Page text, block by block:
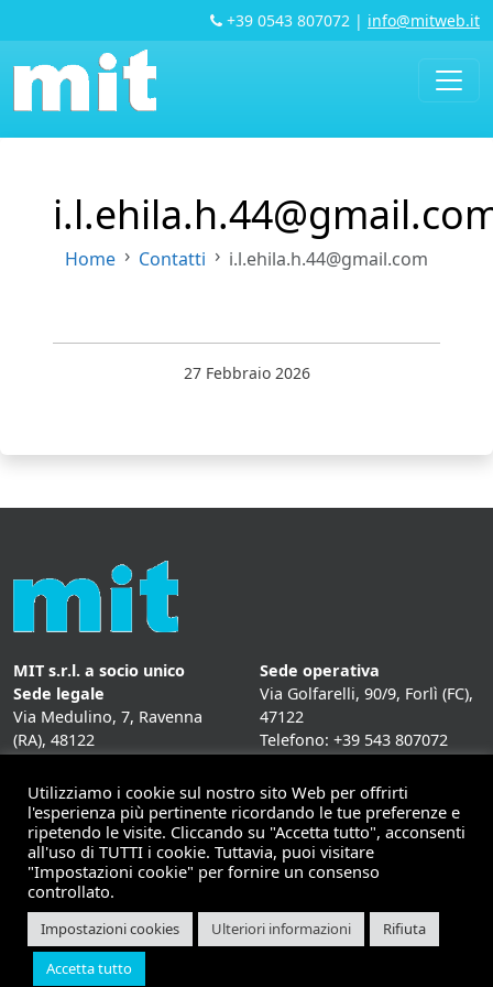
+39 0543 807072 | info@mitweb.it
Home Contatti i.l.ehila.h.44@gmail.com
27 Febbraio 2026
MIT s.r.l. a socio unico
Sede legale
Via Medulino, 7, Ravenna
(RA), 48122
Sede operativa
Via Golfarelli, 90/9, Forlì (FC),
47122
Telefono: +39 543 807072
Mail: info@mitweb.it
INFORMATIVE
Privacy Policy
Cookie Policy
Copyright 2026 | Mit - soluzioni per il mobile computing |
Utilizziamo i cookie sul nostro sito Web per offrirti
l'esperienza più pertinente ricordando le tue preferenze e
ripetendo le visite. Cliccando su "Accetta tutto", acconsenti
all'uso di TUTTI i cookie. Tuttavia, puoi visitare
"Impostazioni cookie" per fornire un consenso
controllato.
Impostazioni cookies Ulteriori informazioni
Rifiuta
Accetta tutto